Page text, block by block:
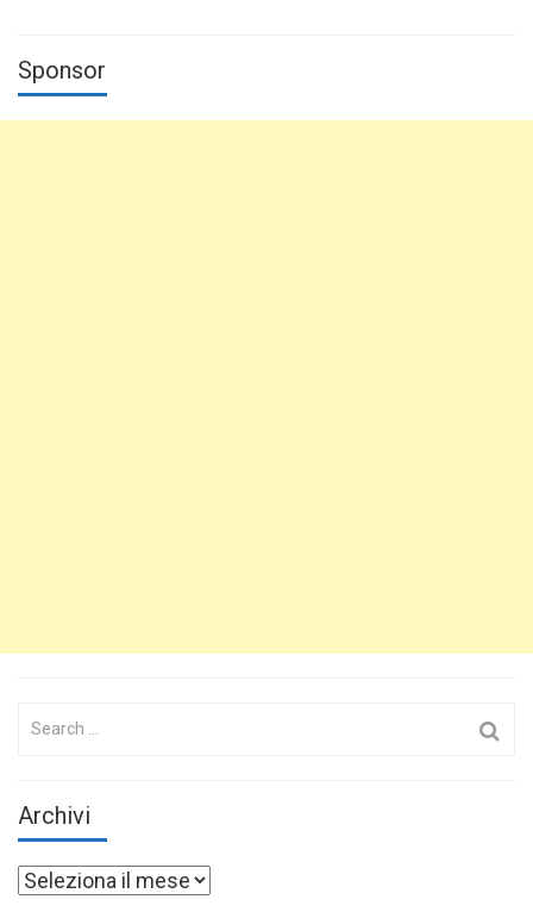
Sponsor
Search
Archivi
Archivi